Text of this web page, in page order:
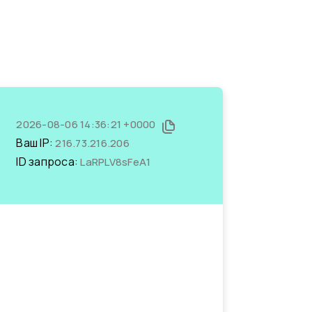
2026-08-06 14:36:21 +0000
Ваш IP:216.73.216.206
ID запроса:LaRPLV8sFeA1